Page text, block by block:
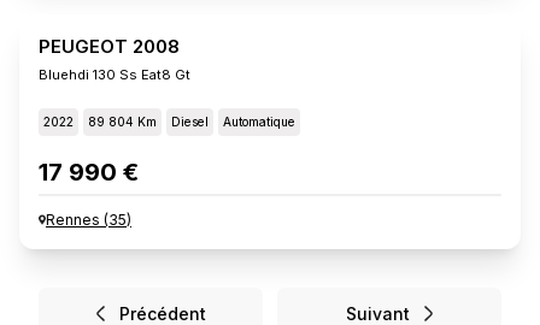
PEUGEOT 2008
Bluehdi 130 Ss Eat8 Gt
2022 89 804 Km Diesel Automatique
17 990 €
Rennes (35)
Précédent Suivant